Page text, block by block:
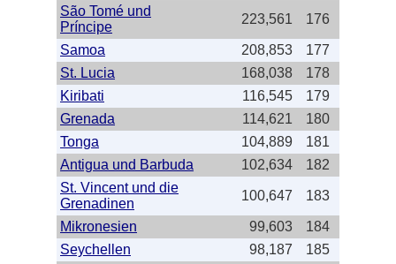
São Tomé und
Príncipe
223,561 176
Samoa 208,853
177
St. Lucia
168,038
178
Kiribati
116,545
179
Grenada
114,621
180
Tonga
104,889
181
Antigua und Barbuda
102,634
182
St. Vincent und die
Grenadinen
100,647 183
Mikronesien 99,603
184
Seychellen
98,187
185